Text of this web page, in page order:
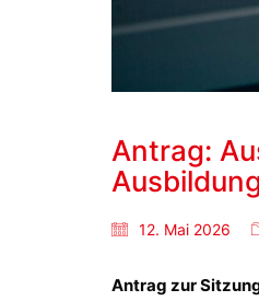
Antrag:
12. Mai 2026
Antrag zur